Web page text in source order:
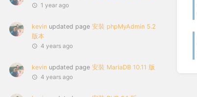
1 year ago
kevin updated page 安裝 phpMyAdmin 5.2
版本
4 years ago
kevin updated page 安裝 MariaDB 10.11 版
4 years ago